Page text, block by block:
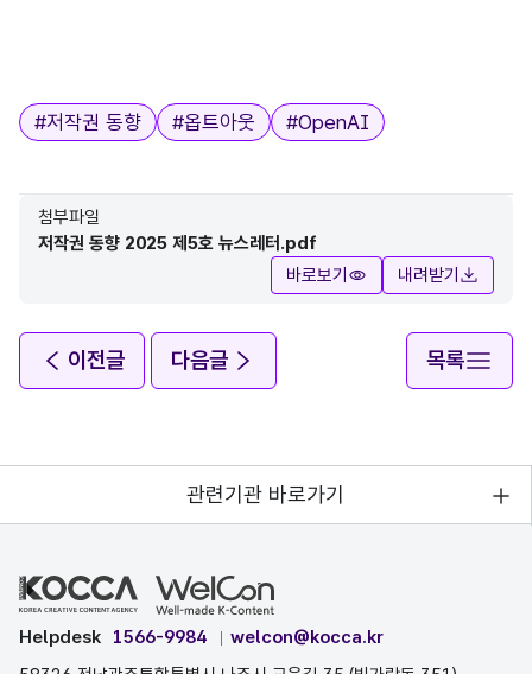
태그
#저작권 동향 #옵트아웃 #OpenAI
첨부파일
저작권 동향 2025 제5호 뉴스레터.pdf
바로보기
내려받기
이전글 다음글 목록
관련기관 바로가기
Helpdesk 1566-9984
welcon@kocca.kr